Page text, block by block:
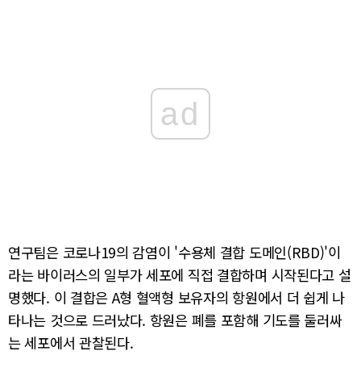
ad
연구팀은 코로나19의 감염이 '수용체 결합 도메인(RBD)'이
라는 바이러스의 일부가 세포에 직접 결합하며 시작된다고 설
명했다. 이 결합은 A형 혈액형 보유자의 항원에서 더 쉽게 나
타나는 것으로 드러났다. 항원은 폐를 포함해 기도를 둘러싸
는 세포에서 관찰된다.